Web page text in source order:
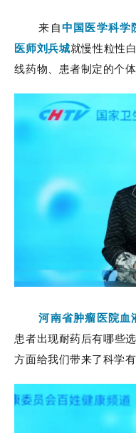
来自中国医学科学
医师刘兵城就慢性粒性
线药物、患者制定的个
河南省肿瘤医院血
患者出现耐药后有哪些
方面给我们带来了科学有